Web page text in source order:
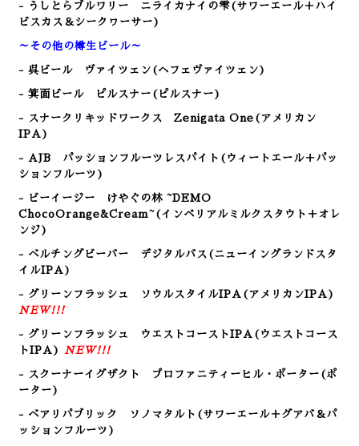
- うしとらブルワリー ニライカナイの雫(サワーエール＋ハイ
ビスカス＆シークヮーサー)
～その他の樽生ビール～
- 呉ビール ヴァイツェン(ヘフェヴァイツェン)
- 箕面ビール ピルスナー(ピルスナー)
- スナークリキッドワークス Zenigata One(アメリカン
IPA)
- AJB パッションフルーツレスパイト(ウィートエール＋パッ
ションフルーツ)
- ビーイージー けやぐの林 ~DEMO
ChocoOrange&Cream~(インペリアルミルクスタウト＋オレ
ンジ)
- ベルチングビーバー デジタルバス(ニューイングランドスタ
イルIPA)
- グリーンフラッシュ ソウルスタイルIPA(アメリカンIPA)
NEW!!!
- グリーンフラッシュ ウエストコーストIPA(ウエストコース
トIPA) NEW!!!
- スクーナーイグザクト プロファニティーヒル・ポーター(ポ
ーター)
- ベアリパブリック ソノマタルト(サワーエール＋グアバ＆パ
ッションフルーツ)